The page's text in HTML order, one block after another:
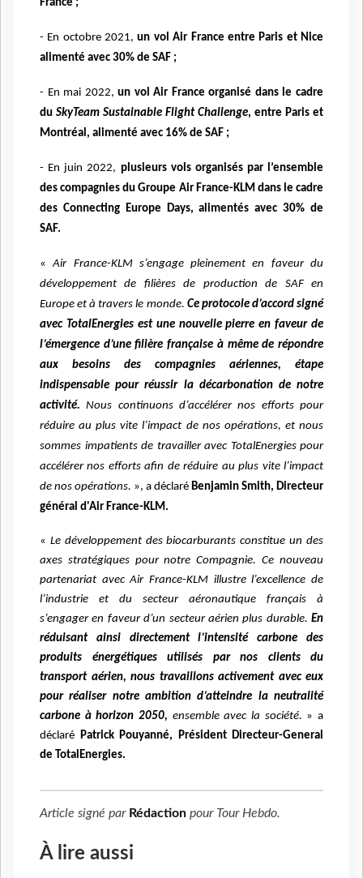
France ;
- En octobre 2021,un vol Air France entre Paris et Nice
alimenté avec 30% de SAF ;
- En mai 2022,un vol Air France organisé dans le cadre
du SkyTeam Sustainable Flight Challenge, entre Paris et
Montréal, alimenté avec 16% de SAF ;
- En juin 2022, plusieurs vols organisés par l’ensemble
des compagnies du Groupe Air France-KLM dans le cadre
des Connecting Europe Days, alimentés avec 30% de
SAF.
«Air France-KLM s’engage pleinement en faveur du
développement de filières de production de SAF en
Europe et à travers le monde. Ce protocole d’accord signé
avec TotalEnergies est une nouvelle pierre en faveur de
l’émergence d’une filière française à même de répondre
aux besoins des compagnies aériennes, étape
indispensable pour réussir la décarbonation de notre
activité.Nous continuons d’accélérer nos efforts pour
réduire au plus vite l’impact de nos opérations, et nous
sommes impatients de travailler avec TotalEnergies pour
accélérer nos efforts afin de réduire au plus vite l’impact
de nos opérations. », a déclaré Benjamin Smith, Directeur
général d'Air France-KLM.
« Le développement des biocarburants constitue un des
axes stratégiques pour notre Compagnie. Ce nouveau
partenariat avec Air France-KLM illustre l’excellence de
l’industrie et du secteur aéronautique français à
s’engager en faveur d’un secteur aérien plus durable. En
réduisant ainsi directement l’intensité carbone des
produits énergétiques utilisés par nos clients du
transport aérien, nous travaillons activement avec eux
pour réaliser notre ambition d’atteindre la neutralité
carbone à horizon 2050, ensemble avec la société. » a
déclaré Patrick Pouyanné, Président Directeur-General
de TotalEnergies.
Article signé par Rédaction pour Tour Hebdo.
À lire aussi